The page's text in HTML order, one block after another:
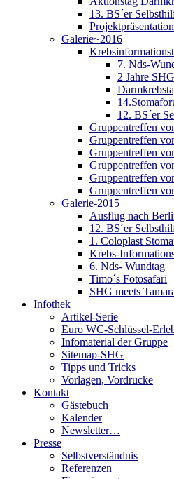
13. BS´er
Galerie~2016
7. Nds-
2 Jahre
12. BS´er
Gruppentreffen
Gruppentreffen
Gruppentreffen
Gruppentreffen
Gruppentreffen
Gruppentreffen
Galerie-2015
Ausflug nach
12. BS´er
1. Coloplast
Krebs-
6. Nds- Wundtag
Timo´s Fotosafari
SHG meets
Infothek
Artikel-Serie
Euro WC-Schlüssel-
Infomaterial der Gruppe
Sitemap-SHG
Tipps und Tricks
Vorlagen, Vordrucke
Kontakt
Gästebuch
Kalender
Newsletter…
Presse
Selbstverständnis
Referenzen